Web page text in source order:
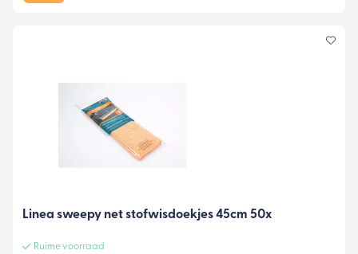
Linea sweepy net stofwisdoekjes 45cm 50x
Ruime voorraad